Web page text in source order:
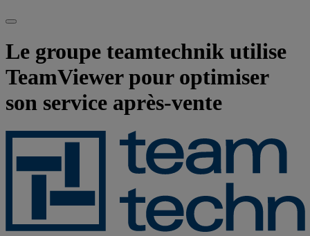
Le groupe teamtechnik utilise
TeamViewer pour optimiser
son service après-vente